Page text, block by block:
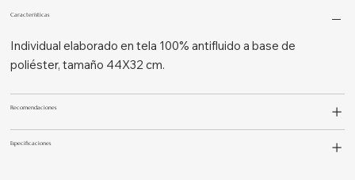
Características
Individual elaborado en tela 100% antifluido a base de
poliéster, tamaño 44X32 cm.
Recomendaciones
Especificaciones